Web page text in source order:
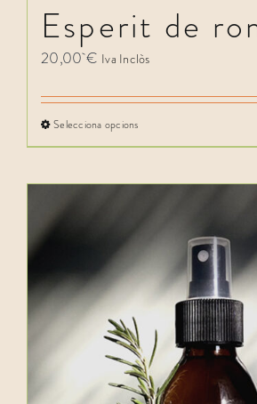
Esperit de
20,00€ Iva Inclòs
Selecciona opcions